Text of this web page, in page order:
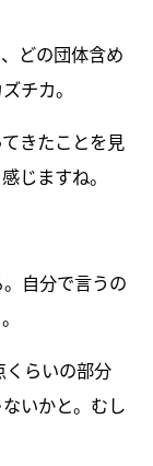
どの団体含め
チカ。
きたことを見
じますね。
自分で言うの
くらいの部分
いかと。むし